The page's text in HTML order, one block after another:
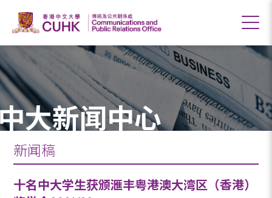
大新闻中心
新闻稿
十名中大学生获颁滙丰粤港澳大湾区（香港）